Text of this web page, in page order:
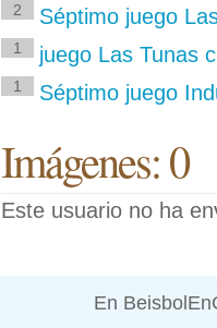
2 Séptimo juego
1 juego Las Tunas
1 Séptimo juego
Imágenes: 0
Este usuario no ha
En